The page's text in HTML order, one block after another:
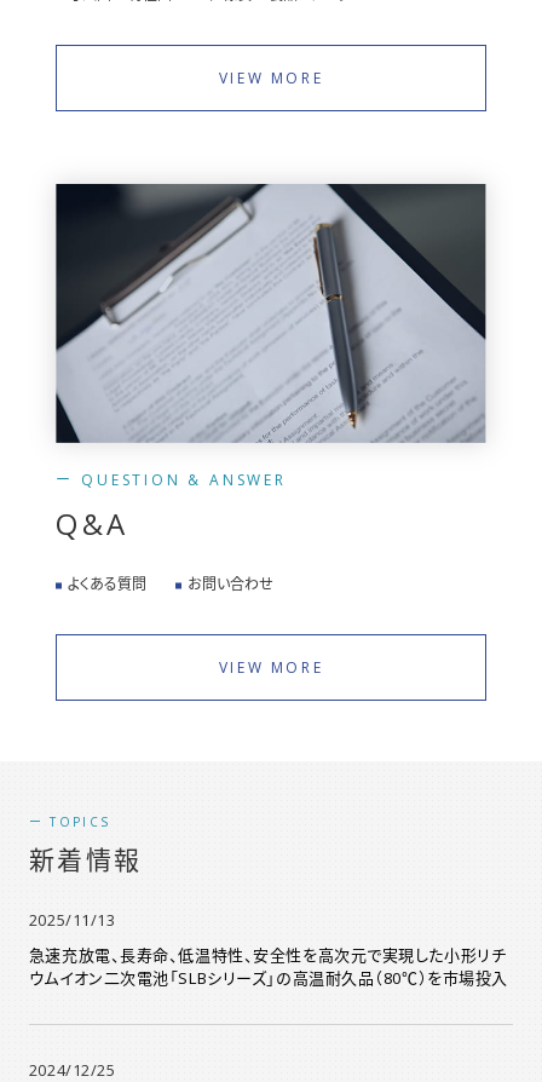
VIEW MORE
QUESTION & ANSWER
Q&A
よくある質問 お問い合わせ
VIEW MORE
TOPICS
新着情報
2025/11/13
急速充放電、長寿命、低温特性、安全性を高次元で実現した小形リチ
ウムイオン二次電池「SLBシリーズ」の高温耐久品（80℃）を市場投入
2024/12/25